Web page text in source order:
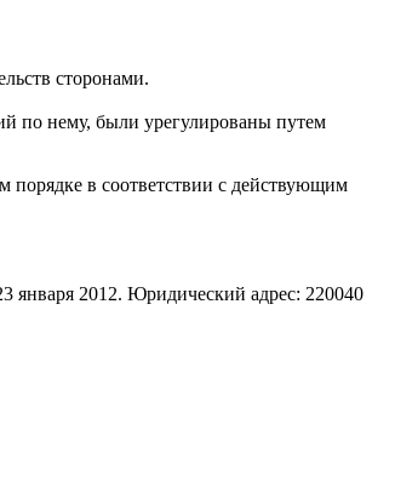
сторонами.
по нему, были урегулированы путем
порядке в соответствии с действующим
января 2012. Юридический адрес: 220040